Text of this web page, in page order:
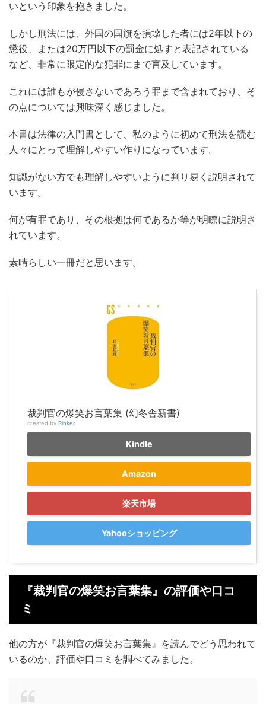
いという印象を抱きました。
しかし刑法には、外国の国旗を損壊した者には2年以下の
懲役、または20万円以下の罰金に処すと表記されている
など、非常に限定的な犯罪にまで言及しています。
これには誰もが侵さないであろう罪まで含まれており、そ
の点については興味深く感じました。
本書は法律の入門書として、私のように初めて刑法を読む
人々にとって理解しやすい作りになっています。
知識がない方でも理解しやすいように判り易く説明されて
います。
何が有罪であり、その根拠は何であるか等が明瞭に説明さ
れています。
素晴らしい一冊だと思います。
裁判官の爆笑お言葉集 (幻冬舎新書)
created by Rinker
Kindle
Amazon
楽天市場
Yahooショッピング
『裁判官の爆笑お言葉集』の評価や口コ
ミ
他の方が『裁判官の爆笑お言葉集』を読んでどう思われて
いるのか、評価や口コミを調べてみました。